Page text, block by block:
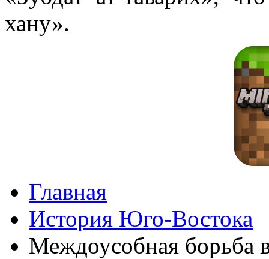
хану».
Главная
История Юго-Востока
Междоусобная борьба